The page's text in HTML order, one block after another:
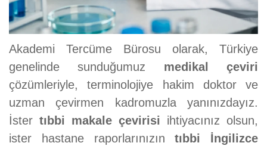
Akademi Tercüme Bürosu olarak, Türkiye
genelinde sunduğumuz medikal çeviri
çözümleriyle, terminolojiye hakim doktor ve
uzman çevirmen kadromuzla yanınızdayız.
İster tıbbi makale çevirisi ihtiyacınız olsun,
ister hastane raporlarınızıntıbbi İngilizce